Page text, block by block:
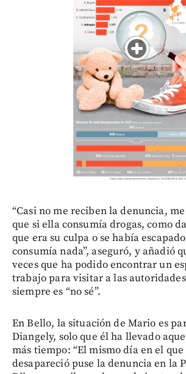
“Casi no me reciben la denuncia,
que si ella consumía drogas, como
que era su culpa o se había
consumía nada”, aseguró, y añadió
veces que ha podido encontrar un
trabajo para visitar a las
siempre es “no sé”.
En Bello, la situación de Mario es
Diangely, solo que él ha llevado
más tiempo: “El mismo día en el que
desapareció puse la denuncia en la